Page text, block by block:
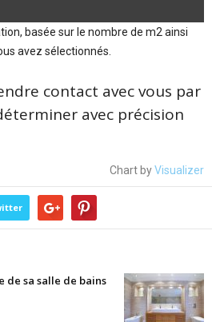
basée sur le nombre de m2 ainsi
avez sélectionnés.
contact avec vous par
avec précision
Chart byVisualizer
de sa salle de bains